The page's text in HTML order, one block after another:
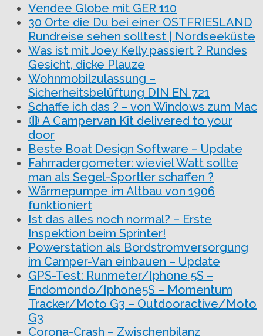
Vendee Globe mit GER 110
30 Orte die Du bei einer OSTFRIESLAND
Rundreise sehen solltest | Nordseeküste
Was ist mit Joey Kelly passiert ? Rundes
Gesicht, dicke Plauze
Wohnmobilzulassung –
Sicherheitsbelüftung DIN EN 721
Schaffe ich das ? – von Windows zum Mac
🔴 A Campervan Kit delivered to your
door
Beste Boat Design Software – Update
Fahrradergometer: wieviel Watt sollte
man als Segel-Sportler schaffen ?
Wärmepumpe im Altbau von 1906
funktioniert
Ist das alles noch normal? – Erste
Inspektion beim Sprinter!
Powerstation als Bordstromversorgung
im Camper-Van einbauen – Update
GPS-Test: Runmeter/Iphone 5S –
Endomondo/Iphone5S – Momentum
Tracker/Moto G3 – Outdooractive/Moto
G3
Corona-Crash – Zwischenbilanz